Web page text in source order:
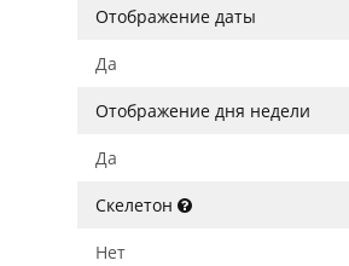
Отображение даты
Да
Отображение дня недели
Да
Скелетон
Нет